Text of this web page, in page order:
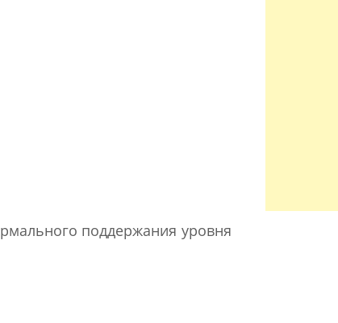
поддержания уровня